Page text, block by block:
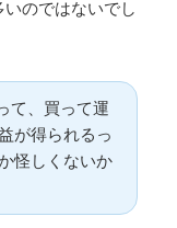
のではないでし
て、買って運
が得られるっ
怪しくないか